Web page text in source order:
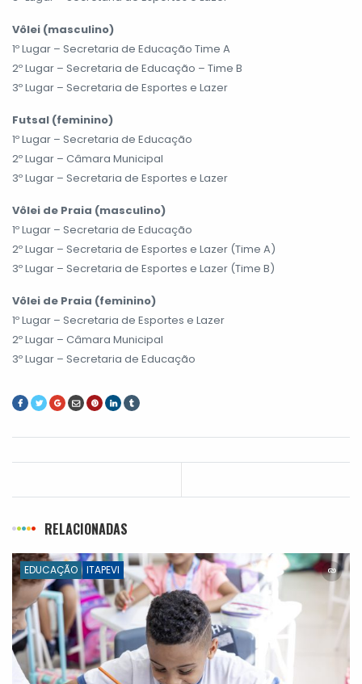
Vôlei (masculino)
1º Lugar – Secretaria de Educação Time A
2º Lugar – Secretaria de Educação – Time B
3º Lugar – Secretaria de Esportes e Lazer
Futsal (feminino)
1º Lugar – Secretaria de Educação
2º Lugar – Câmara Municipal
3º Lugar – Secretaria de Esportes e Lazer
Vôlei de Praia (masculino)
1º Lugar – Secretaria de Educação
2º Lugar – Secretaria de Esportes e Lazer (Time A)
3º Lugar – Secretaria de Esportes e Lazer (Time B)
Vôlei de Praia (feminino)
1º Lugar – Secretaria de Esportes e Lazer
2º Lugar – Câmara Municipal
3º Lugar – Secretaria de Educação
RELACIONADAS
EDUCAÇÃO ITAPEVI